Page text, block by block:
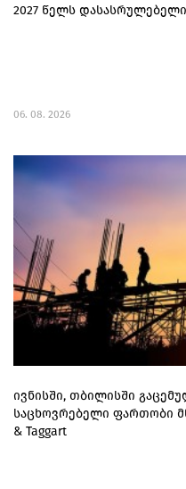
2027 წელს
06. 08. 2026
ივნისში, თბილისში
საცხოვრებელი ფართობი
& Taggart